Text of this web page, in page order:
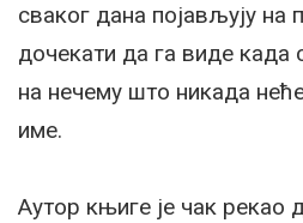
сваког дана појављују на
дочекати да га виде
на нечему што никада
име.
Аутор књиге је чак рекао